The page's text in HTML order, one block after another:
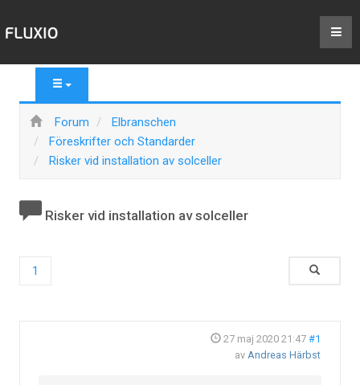
Forum
Elbranschen
Föreskrifter och Standarder
Risker vid installation av solceller
Risker vid installation av solceller
1
27 maj 2020 21:47 #1
av Andreas Härbst